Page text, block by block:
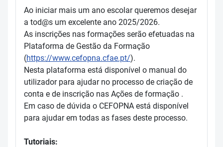
Ao iniciar mais um ano escolar queremos desejar
a tod@s um excelente ano 2025/2026.
As inscrições nas formações serão efetuadas na
Plataforma de Gestão da Formação
(https://www.cefopna.cfae.pt/).
Nesta plataforma está disponível o manual do
utilizador para ajudar no processo de criação de
conta e de inscrição nas Ações de formação .
Em caso de dúvida o CEFOPNA está disponível
para ajudar em todas as fases deste processo.
Tutoriais: